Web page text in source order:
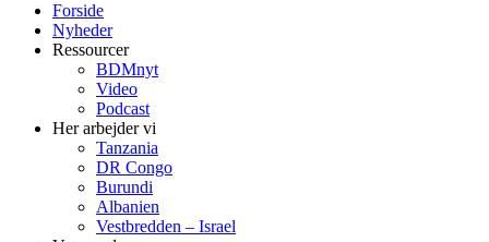
Forside
Nyheder
Ressourcer
BDMnyt
Video
Podcast
Her arbejder vi
Tanzania
DR Congo
Burundi
Albanien
Vestbredden – Israel